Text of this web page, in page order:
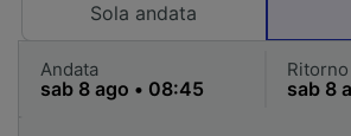
Sola andata
Andata Ritorno